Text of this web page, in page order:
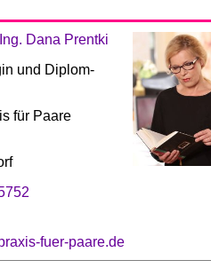
Dana Prentki
und Diplom-
für Paare
fuer-paare.de